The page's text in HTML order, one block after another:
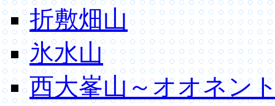
折敷畑山
氷水山
西大峯山～オオネン